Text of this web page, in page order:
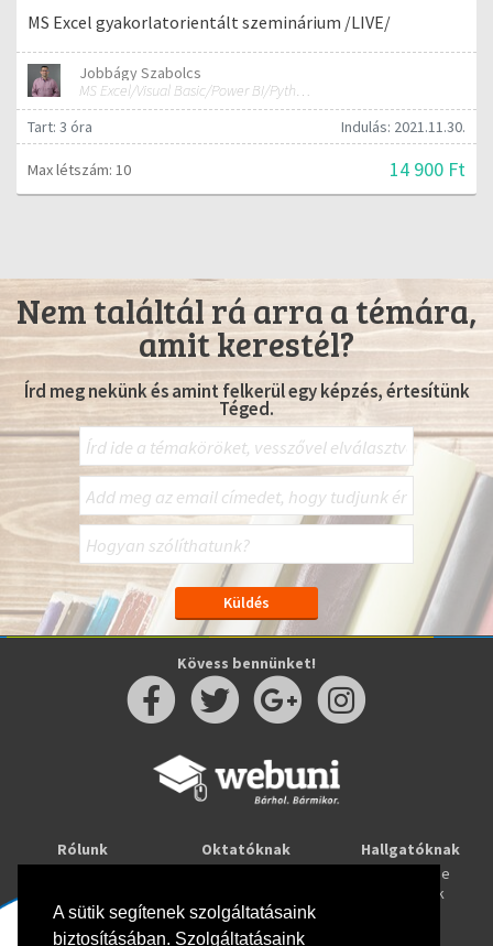
A sütik segítenek szolgáltatásaink
biztosításában. Szolgáltatásaink
MS Excel gyakorlatorientált szeminárium /LIVE/
Jobbágy Szabolcs
MS Excel/Visual Basic/Power BI/Python adatelemzési szakértő
Tart: 3 óra
Indulás: 2021.11.30.
Max létszám: 10 14 900 Ft
Nem találtál rá arra a témára,
amit kerestél?
Írd meg nekünk és amint felkerül egy képzés, értesítünk
Téged.
Kövess bennünket!
Rólunk
Oktatóknak
Webuni Stúdió
Hallgatóknak
Tanulj online
Képzések